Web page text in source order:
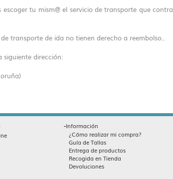
escoger tu mism@ el servicio de transporte que
transporte de ida no tienen derecho a reembolso..
siguiente dirección:
-Información
¿Cómo realizar mi compra?
Guía de Tallas
Entrega de productos
Recogida en Tienda
Devoluciones